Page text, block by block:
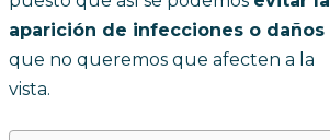
aparición de infecciones o daños
que no queremos que afecten a la
vista.